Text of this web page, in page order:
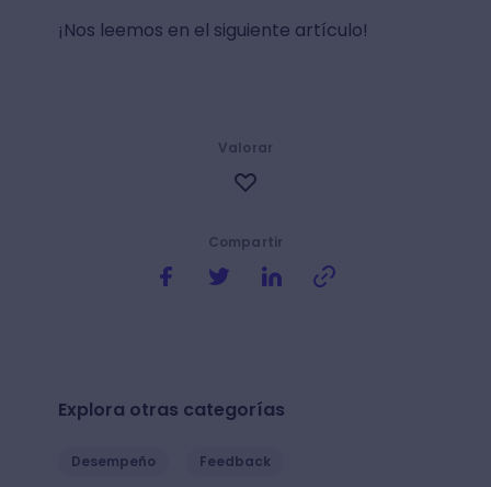
¡Nos leemos en el siguiente artículo!
Compartir
Valorar
Explora otras categorías
Desempeño Feedback